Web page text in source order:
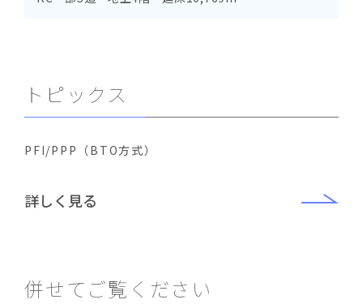
トピックス
PFI/PPP（BTO方式）
詳しく見る
併せてご覧ください